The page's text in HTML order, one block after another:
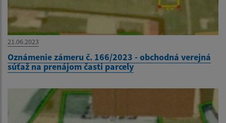
21.06.2023
Oznámenie zámeru č. 166/2023 - obchodná verejná
súťaž na prenájom časti parcely